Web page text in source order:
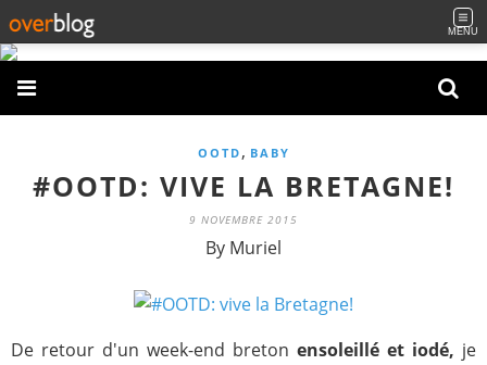
MENU
OOTD , BABY
#OOTD: VIVE LA BRETAGNE!
9 NOVEMBRE 2015
By Muriel
De retour d'un week-end breton ensoleillé et iodé, je